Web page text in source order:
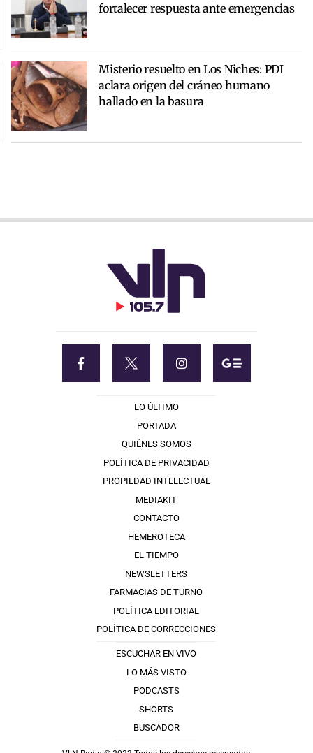
fortalecer respuesta ante emergencias
Misterio resuelto en Los Niches: PDI
aclara origen del cráneo humano
hallado en la basura
LO ÚLTIMO
PORTADA
QUIÉNES SOMOS
POLÍTICA DE PRIVACIDAD
PROPIEDAD INTELECTUAL
MEDIAKIT
CONTACTO
HEMEROTECA
EL TIEMPO
NEWSLETTERS
FARMACIAS DE TURNO
POLÍTICA EDITORIAL
POLÍTICA DE CORRECCIONES
ESCUCHAR EN VIVO
LO MÁS VISTO
PODCASTS
SHORTS
BUSCADOR